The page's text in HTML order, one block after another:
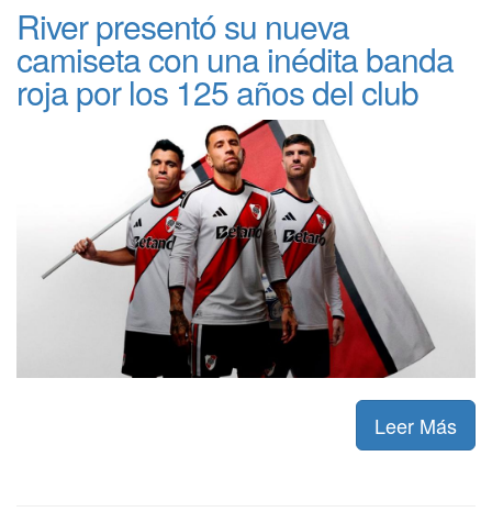
River presentó su nueva
camiseta con una inédita banda
roja por los 125 años del club
Leer Más